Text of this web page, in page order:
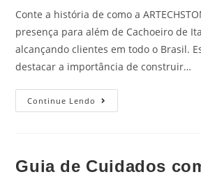
Conte a história de como a
presença para além de Cachoeiro de
alcançando clientes em todo o Brasil.
destacar a importância de construir…
Continue Lendo
Guia de Cuidados